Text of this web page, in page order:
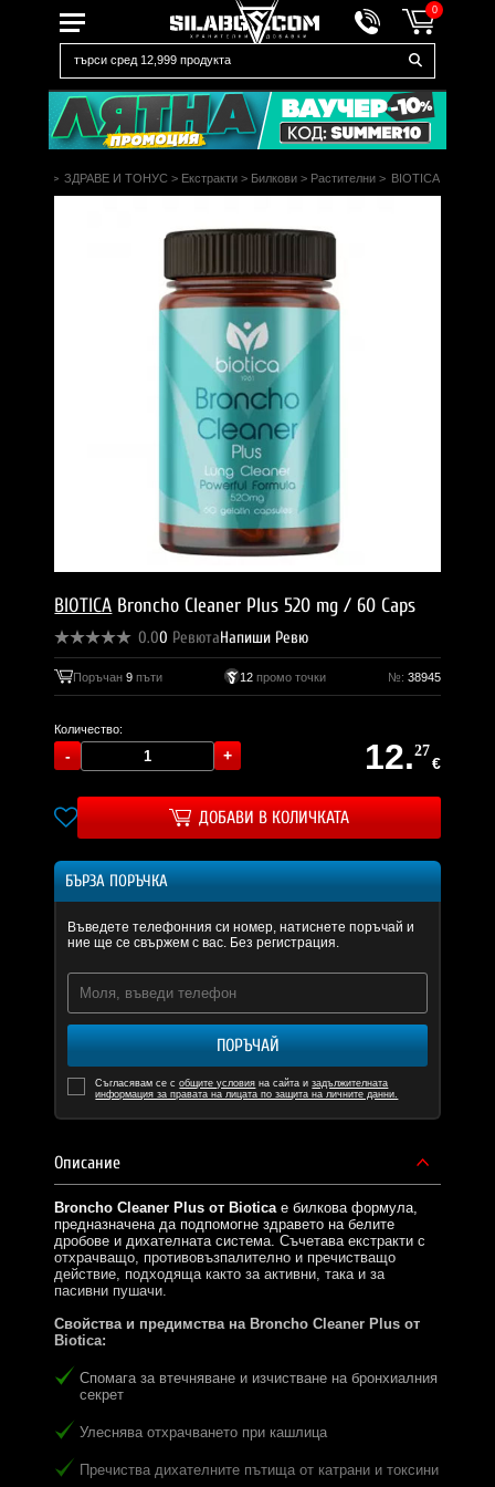
0
> ЗДРАВЕ И ТОНУС > Екстракти > Билкови > Растителни > BIOTICA
BIOTICA Broncho Cleaner Plus 520 mg / 60 Caps
0.00 РевютаНапиши Ревю
Поръчан9 пъти 12промо точки №: 38945
Количество:
12.27
€
ДОБАВИ В КОЛИЧКАТА
БЪРЗА ПОРЪЧКА
Въведете телефонния си номер, натиснете поръчай и
ние ще се свържем с вас. Без регистрация.
ПОРЪЧАЙ
Съгласявам се собщите условия на сайта изадължителната
информация за правата на лицата по защита на личните данни.
Описание
Broncho Cleaner Plus от Bioticaе билкова формула,
предназначена да подпомогне здравето на белите
дробове и дихателната система. Съчетава екстракти с
отхрачващо, противовъзпалително и пречистващо
действие, подходяща както за активни, така и за
пасивни пушачи.
Свойства и предимства на Broncho Cleaner Plus от
Biotica:
Спомага за втечняване и изчистване на бронхиалния
секрет
Улеснява отхрачването при кашлица
Пречиства дихателните пътища от катрани и токсини